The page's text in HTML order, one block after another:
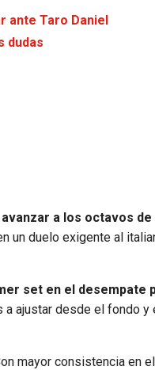
ante Taro Daniel
dudas
a los octavos de
un duelo exigente al
set en el desempate
ajustar desde el fondo y
mayor consistencia en